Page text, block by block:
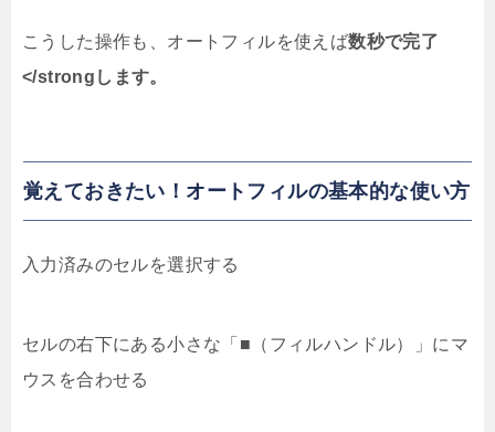
こうした操作も、オートフィルを使えば数秒で完了
</strongします。
覚えておきたい！オートフィルの基本的な使い方
入力済みのセルを選択する
セルの右下にある小さな「■（フィルハンドル）」にマ
ウスを合わせる